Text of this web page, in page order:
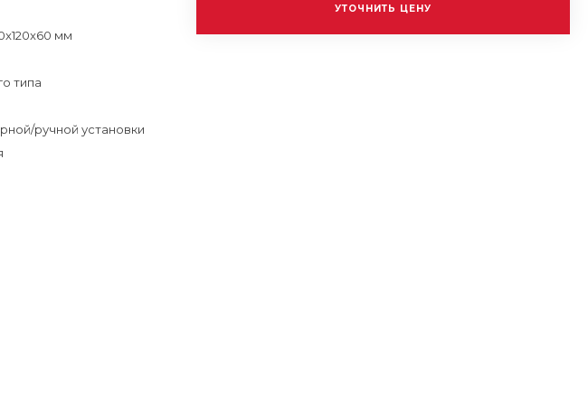
Cб-Вс: 9:00-17:00
мм
типа
ручной установки
УТОЧНИТЬ ЦЕНУ